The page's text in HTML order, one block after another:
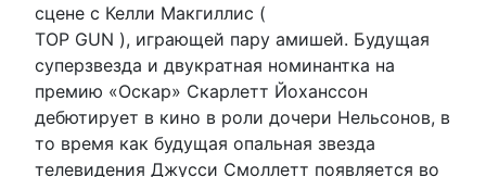
сцене с Келли Макгиллис (
TOP GUN ), играющей пару амишей. Будущая
суперзвезда и двукратная номинантка на
премию «Оскар» Скарлетт Йоханссон
дебютирует в кино в роли дочери Нельсонов, в
то время как будущая опальная звезда
телевидения Джусси Смоллетт появляется во